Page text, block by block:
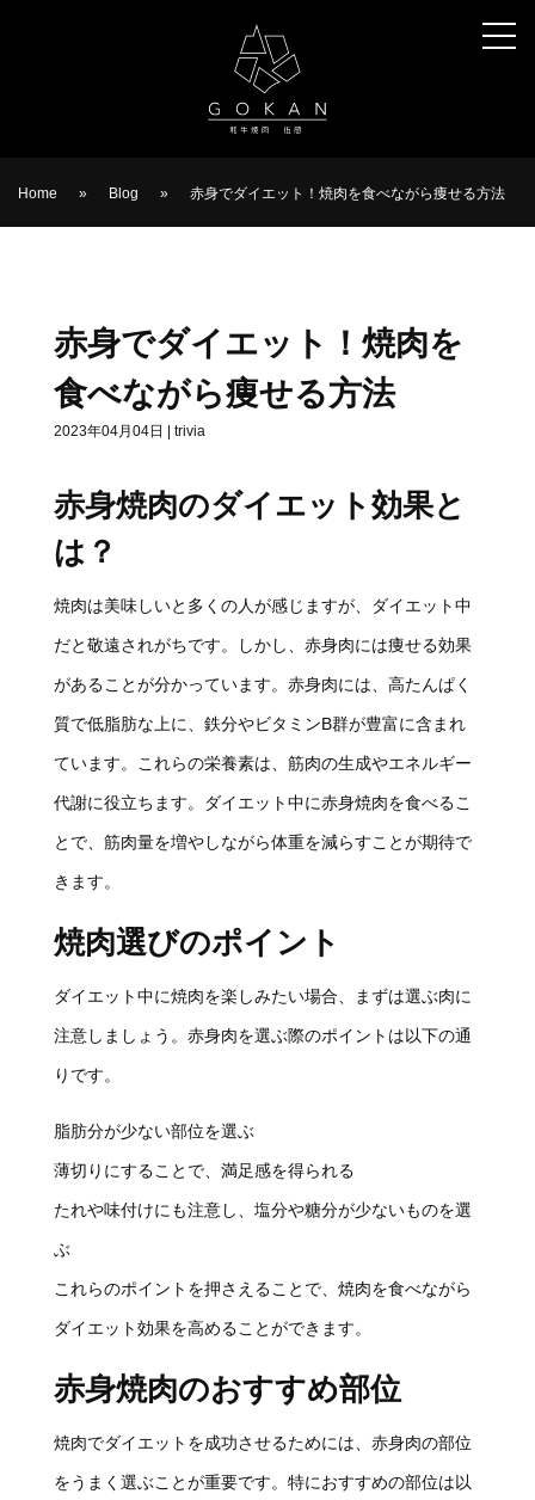
Home » Blog » 赤身でダイエット！焼肉を食べながら痩せる方法
赤身でダイエット！焼肉を
食べながら痩せる方法
2023年04月04日 trivia
赤身焼肉のダイエット効果と
は？
焼肉は美味しいと多くの人が感じますが、ダイエット中
だと敬遠されがちです。しかし、赤身肉には痩せる効果
があることが分かっています。赤身肉には、高たんぱく
質で低脂肪な上に、鉄分やビタミンB群が豊富に含まれ
ています。これらの栄養素は、筋肉の生成やエネルギー
代謝に役立ちます。ダイエット中に赤身焼肉を食べるこ
とで、筋肉量を増やしながら体重を減らすことが期待で
きます。
焼肉選びのポイント
ダイエット中に焼肉を楽しみたい場合、まずは選ぶ肉に
注意しましょう。赤身肉を選ぶ際のポイントは以下の通
りです。
脂肪分が少ない部位を選ぶ
薄切りにすることで、満足感を得られる
たれや味付けにも注意し、塩分や糖分が少ないものを選
ぶ
これらのポイントを押さえることで、焼肉を食べながら
ダイエット効果を高めることができます。
赤身焼肉のおすすめ部位
焼肉でダイエットを成功させるためには、赤身肉の部位
をうまく選ぶことが重要です。特におすすめの部位は以